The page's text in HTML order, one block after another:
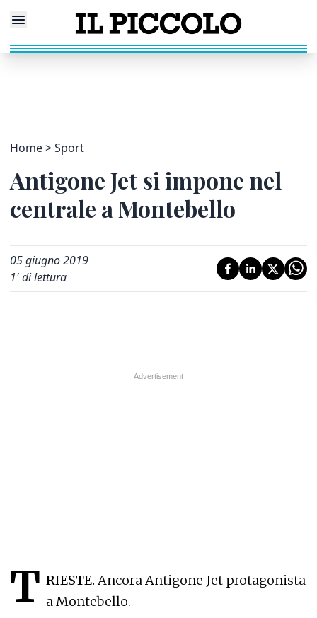
Home Sport
Antigone Jet si impone nel
centrale a Montebello
05 giugno 2019
1' di lettura
T RIESTE. Ancora Antigone Jet protagonista
a Montebello.